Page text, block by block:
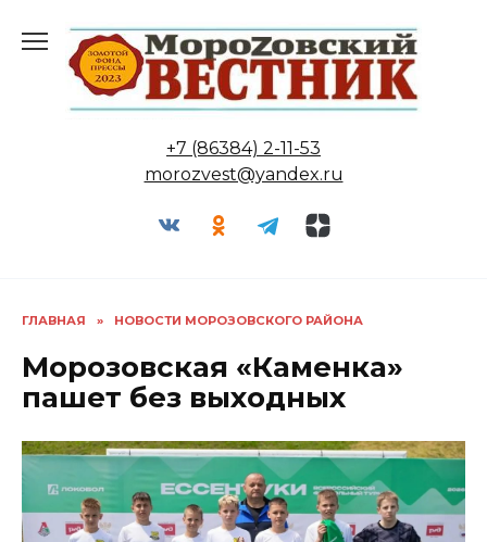
содержанию
+7 (86384) 2-11-53
morozvest@yandex.ru
ГЛАВНАЯ » НОВОСТИ МОРОЗОВСКОГО РАЙОНА
Морозовская «Каменка»
пашет без выходных